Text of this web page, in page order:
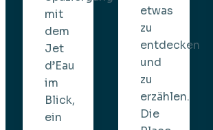
mit
dem
Jet
d’Eau
im
Blick,
ein
etwas
zu
entdecken
und
zu
erzählen.
Die